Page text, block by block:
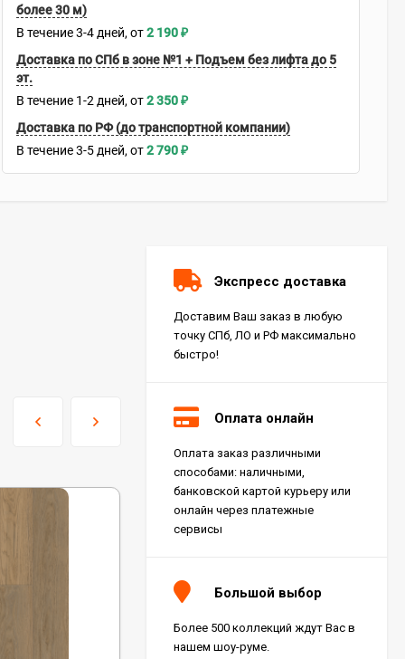
более 30 м)
В течение 3-4 дней 2 190₽
Доставка по СПб в зоне №1 + Подъем без лифта до 5
эт.
В течение 1-2 дней 2 350₽
Доставка по РФ (до транспортной компании)
В течение 3-5 дней 2 790₽
Экспресс доставка
Доставим Ваш заказ в любую
точку СПб, ЛО и РФ максимально
быстро!
Оплата онлайн
Оплата заказ различными
способами: наличными,
банковской картой курьеру или
онлайн через платежные
сервисы
Большой выбор
Более 500 коллекций ждут Вас в
нашем шоу-руме.
Керамогранит Italon
Charme Extra Silver Ret
60x120, 610010001196
Charme Evo Imperiale
Ret 60x120,